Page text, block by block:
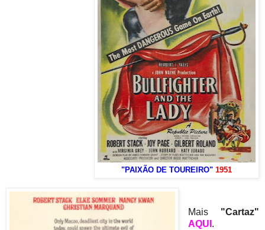
"PAIXÃO DE TOUREIRO" 1951
Mais "Cartaz"
AQUI .